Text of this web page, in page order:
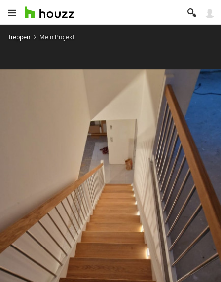
Treppen Mein Projekt